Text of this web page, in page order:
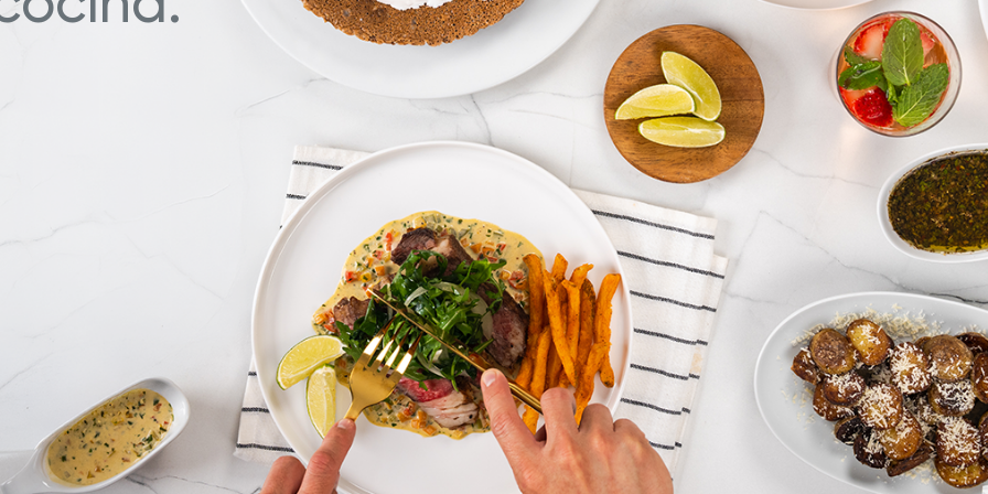
Sistema de Cocina Royal Prestige
con Nuestros Blogs
Explora Nuestras Deliciosas
¿Por qué Hy Cite es una empresa líder en la venta